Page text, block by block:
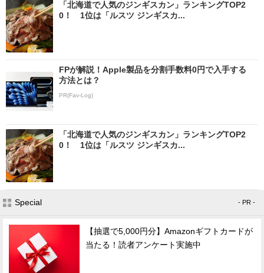
「北海道で人気のジンギスカン」ランキングTOP2
0！ 1位は「ルスツ ジンギスカ...
FPが解説！Apple製品を分割手数料0円で入手する
方法とは？
PR(Fav-Log)
「北海道で人気のジンギスカン」ランキングTOP2
0！ 1位は「ルスツ ジンギスカ...
Special - PR -
【抽選で5,000円分】Amazonギフトカードが
当たる！読者アンケート実施中